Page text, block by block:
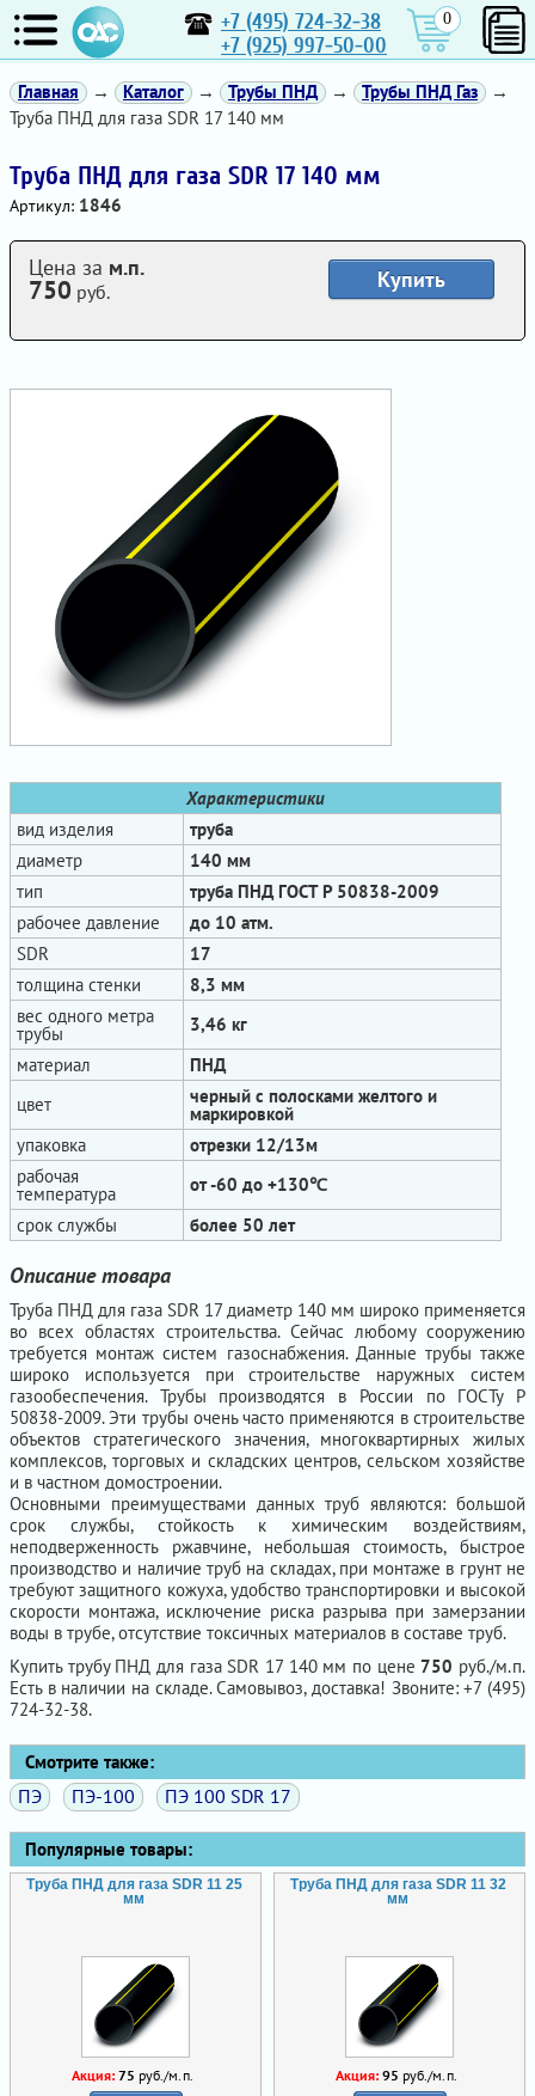
+7 (495) 724-32-38
+7 (925) 997-50-00
0
Главная → Каталог → Трубы ПНД → Трубы ПНД Газ
→
Труба ПНД для газа SDR 17 140 мм
Труба ПНД для газа SDR 17 140 мм
Артикул: 1846
Характеристики
вид изделия
труба
диаметр
140 мм
тип
труба ПНД ГОСТ Р 50838-2009
рабочее давление
до 10 атм.
SDR
17
толщина стенки
8,3 мм
вес одного метра
трубы
3,46 кг
материал
ПНД
цвет
черный с полосками желтого и
маркировкой
упаковка
отрезки 12/13м
рабочая
температура
от -60 до +130℃
срок службы
более 50 лет
Купить
Цена за м.п.
750 руб.
Описание товара
Труба ПНД для газа SDR 17 диаметр 140 мм широко применяется
во всех областях строительства. Сейчас любому сооружению
требуется монтаж систем газоснабжения. Данные трубы также
широко используется при строительстве наружных систем
газообеспечения. Трубы производятся в России по ГОСТу Р
50838-2009. Эти трубы очень часто применяются в строительстве
объектов стратегического значения, многоквартирных жилых
комплексов, торговых и складских центров, сельском хозяйстве
и в частном домостроении.
Основными преимуществами данных труб являются: большой
срок службы, стойкость к химическим воздействиям,
неподверженность ржавчине, небольшая стоимость, быстрое
производство и наличие труб на складах, при монтаже в грунт не
требуют защитного кожуха, удобство транспортировки и высокой
скорости монтажа, исключение риска разрыва при замерзании
воды в трубе, отсутствие токсичных материалов в составе труб.
Купить трубу ПНД для газа SDR 17 140 мм по цене 750 руб./м.п.
Есть в наличии на складе. Самовывоз, доставка! Звоните: +7 (495)
724-32-38.
Смотрите также:
ПЭ ПЭ-100 ПЭ 100 SDR 17
Популярные товары:
Труба ПНД для газа SDR 11 25
мм
Акция: 75 руб./м.п.
Труба ПНД для газа SDR 11 32
мм
Акция: 95 руб./м.п.